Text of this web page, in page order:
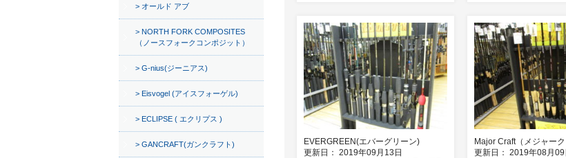
EVERGREEN(エバーグリーン)
更新日： 2019年09月13日
Major Craft（メジャーク
更新日： 2019年08月09
オールド アブ
NORTH FORK COMPOSITES
（ノースフォークコンポジット）
G-nius(ジーニアス)
Eisvogel (アイスフォーゲル)
ECLIPSE ( エクリプス )
GANCRAFT(ガンクラフト)